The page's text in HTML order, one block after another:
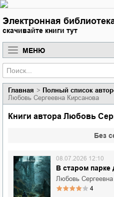
Электронная
скачивайте книги тут
МЕНЮ
Главная
Полный список
Любовь Сергеевна Кирсанова
Книги автора Любовь
Без
В старом парке
08.07.2026 12:10
Любовь
4